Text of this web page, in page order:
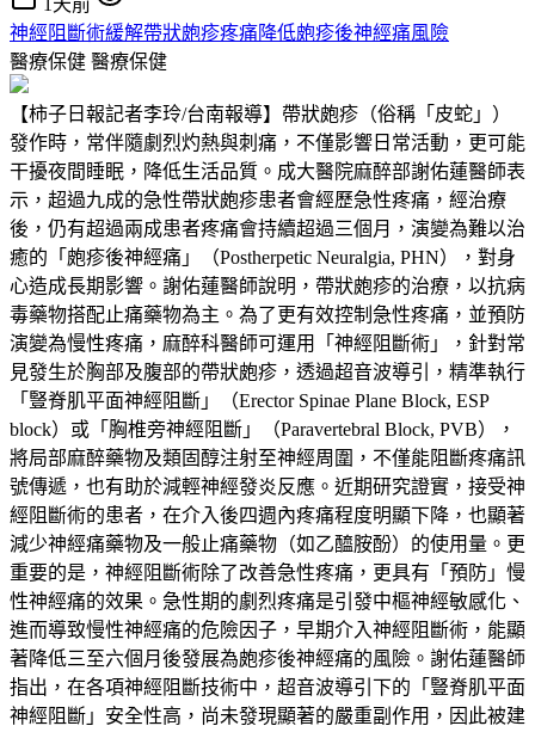
神經阻斷術緩解帶狀皰疹疼痛降低皰疹後神經痛風險
醫療保健 醫療保健
【柿子日報記者李玲/台南報導】帶狀皰疹（俗稱「皮蛇」）
發作時，常伴隨劇烈灼熱與刺痛，不僅影響日常活動，更可能
干擾夜間睡眠，降低生活品質。成大醫院麻醉部謝佑蓮醫師表
示，超過九成的急性帶狀皰疹患者會經歷急性疼痛，經治療
後，仍有超過兩成患者疼痛會持續超過三個月，演變為難以治
癒的「皰疹後神經痛」（Postherpetic Neuralgia, PHN），對身
心造成長期影響。謝佑蓮醫師說明，帶狀皰疹的治療，以抗病
毒藥物搭配止痛藥物為主。為了更有效控制急性疼痛，並預防
演變為慢性疼痛，麻醉科醫師可運用「神經阻斷術」，針對常
見發生於胸部及腹部的帶狀皰疹，透過超音波導引，精準執行
「豎脊肌平面神經阻斷」（Erector Spinae Plane Block, ESP
block）或「胸椎旁神經阻斷」（Paravertebral Block, PVB），
將局部麻醉藥物及類固醇注射至神經周圍，不僅能阻斷疼痛訊
號傳遞，也有助於減輕神經發炎反應。近期研究證實，接受神
經阻斷術的患者，在介入後四週內疼痛程度明顯下降，也顯著
減少神經痛藥物及一般止痛藥物（如乙醯胺酚）的使用量。更
重要的是，神經阻斷術除了改善急性疼痛，更具有「預防」慢
性神經痛的效果。急性期的劇烈疼痛是引發中樞神經敏感化、
進而導致慢性神經痛的危險因子，早期介入神經阻斷術，能顯
著降低三至六個月後發展為皰疹後神經痛的風險。謝佑蓮醫師
指出，在各項神經阻斷技術中，超音波導引下的「豎脊肌平面
神經阻斷」安全性高，尚未發現顯著的嚴重副作用，因此被建